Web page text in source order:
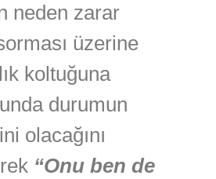
neden zarar
üzerine
koltuğuna
durumun
olacağını
“Onu ben de